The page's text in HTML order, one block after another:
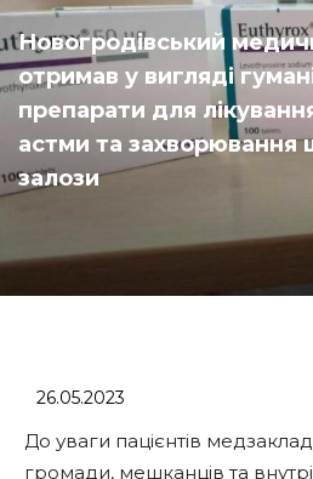
Новогродівський
отримав у вигляді
препарати для
астми та захворювання
залози
26.05.2023
До уваги пацієнтів
громади, мешканців та